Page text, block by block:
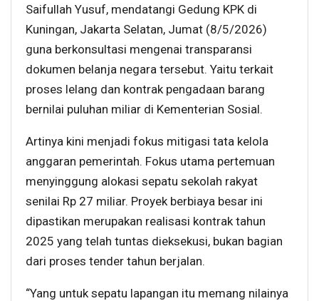
Saifullah Yusuf, mendatangi Gedung KPK di
Kuningan, Jakarta Selatan, Jumat (8/5/2026)
guna berkonsultasi mengenai transparansi
dokumen belanja negara tersebut. Yaitu terkait
proses lelang dan kontrak pengadaan barang
bernilai puluhan miliar di Kementerian Sosial.
Artinya kini menjadi fokus mitigasi tata kelola
anggaran pemerintah. Fokus utama pertemuan
menyinggung alokasi sepatu sekolah rakyat
senilai Rp 27 miliar. Proyek berbiaya besar ini
dipastikan merupakan realisasi kontrak tahun
2025 yang telah tuntas dieksekusi, bukan bagian
dari proses tender tahun berjalan.
“Yang untuk sepatu lapangan itu memang nilainya